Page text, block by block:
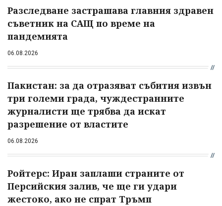
Разследване застрашава главния здравен
съветник на САЩ по време на
пандемията
06.08.2026
Пакистан: за да отразяват събития извън
три големи града, чуждестранните
журналисти ще трябва да искат
разрешение от властите
06.08.2026
Ройтерс: Иран заплаши страните от
Персийския залив, че ще ги удари
жестоко, ако не спрат Тръмп